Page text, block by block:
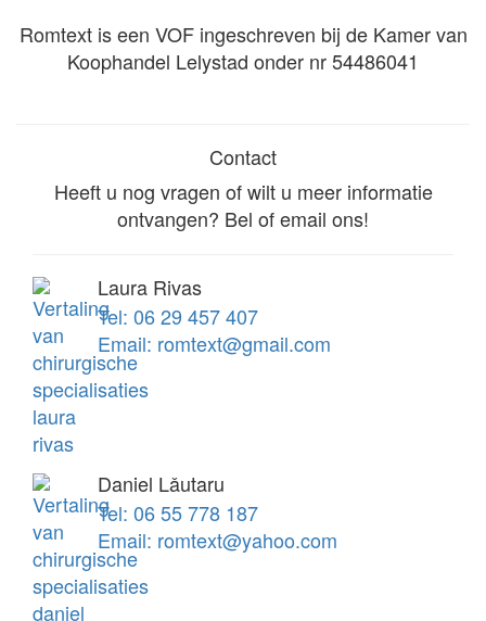
Romtext is een VOF ingeschreven bij de Kamer van
Koophandel Lelystad onder nr 54486041
Contact
Heeft u nog vragen of wilt u meer informatie
ontvangen? Bel of email ons!
Laura Rivas
Tel: 06 29 457 407
Email: romtext@gmail.com
Daniel Lǎutaru
Tel: 06 55 778 187
Email: romtext@yahoo.com